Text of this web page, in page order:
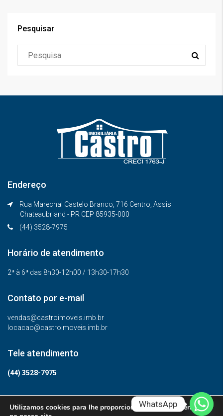
Pesquisar
Endereço
Rua Marechal Castelo Branco, 716 Centro, Assis
Chateaubriand - PR CEP 85935-000
(44) 3528-7975
Horário de atendimento
2ª à 6ª das 8h30-12h00 / 13h30-17h30
Contato por e-mail
vendas@castroimoveis.imb.br
locacao@castroimoveis.imb.br
Tele atendimento
(44) 3528-7975
© Todos os direitos reservados.
Utilizamos cookies para lhe proporcionar a melhor experiência
WhatsApp